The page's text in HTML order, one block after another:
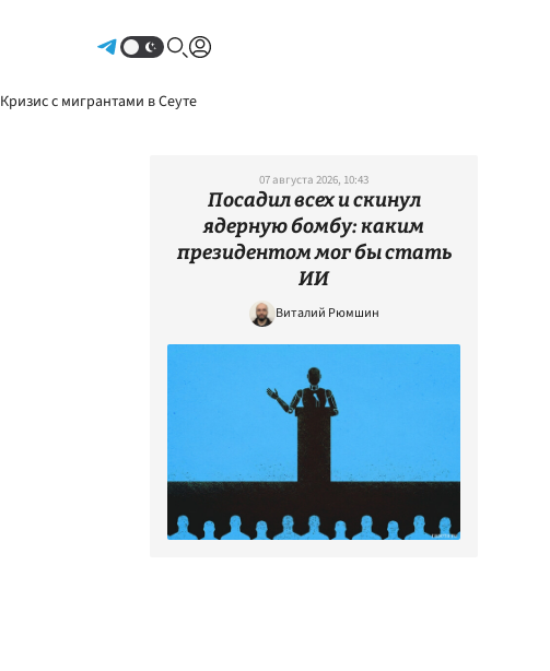
Кризис с мигрантами в Сеуте
07 августа 2026, 10:43
Посадил всех и скинул
ядерную бомбу: каким
президентом мог бы стать
ИИ
Виталий Рюмшин